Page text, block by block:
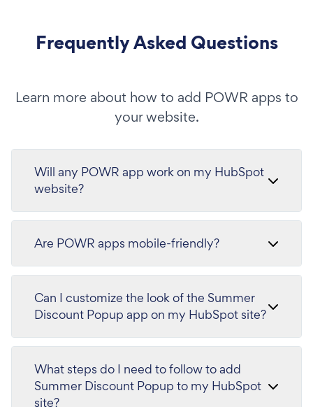
Frequently Asked Questions
Learn more about how to add POWR apps to
your website.
Will any POWR app work on my HubSpot
website?
Are POWR apps mobile-friendly?
Can I customize the look of the Summer
Discount Popup app on my HubSpot site?
What steps do I need to follow to add
Summer Discount Popup to my HubSpot
site?